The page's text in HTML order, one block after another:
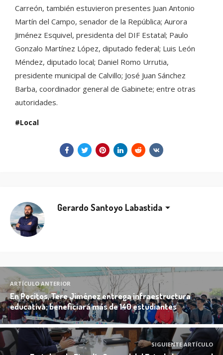
Carreón, también estuvieron presentes Juan Antonio
Martín del Campo, senador de la República; Aurora
Jiménez Esquivel, presidenta del DIF Estatal; Paulo
Gonzalo Martínez López, diputado federal; Luis León
Méndez, diputado local; Daniel Romo Urrutia,
presidente municipal de Calvillo; José Juan Sánchez
Barba, coordinador general de Gabinete; entre otras
autoridades.
Local
Gerardo Santoyo Labastida
ARTÍCULO ANTERIOR
En Pocitos, Tere Jiménez entrega infraestructura
educativa; beneficiará más de 140 estudiantes
SIGUIENTE ARTÍCULO